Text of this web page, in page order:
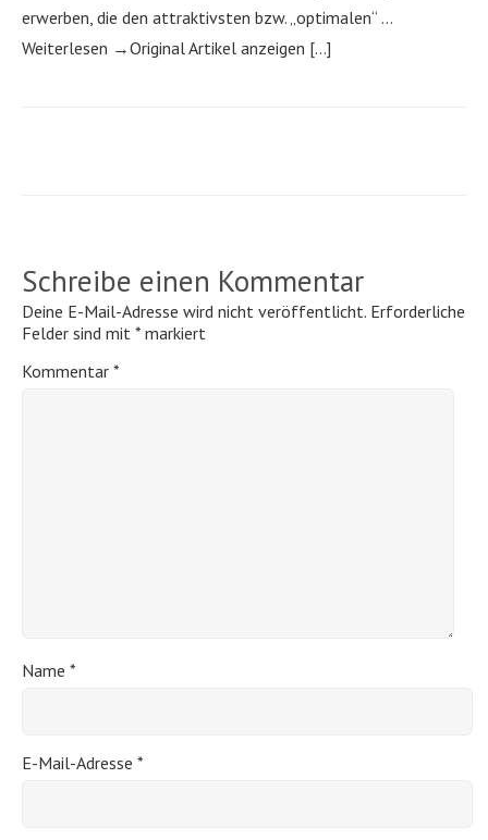
erwerben, die den attraktivsten bzw. „optimalen“ …
Weiterlesen →Original Artikel anzeigen […]
Schreibe einen Kommentar
Deine E-Mail-Adresse wird nicht veröffentlicht. Erforderliche
Felder sind mit * markiert
Kommentar *
Name *
E-Mail-Adresse *